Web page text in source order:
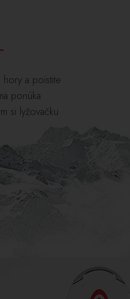
a poistite
ponúka
si lyžovačku